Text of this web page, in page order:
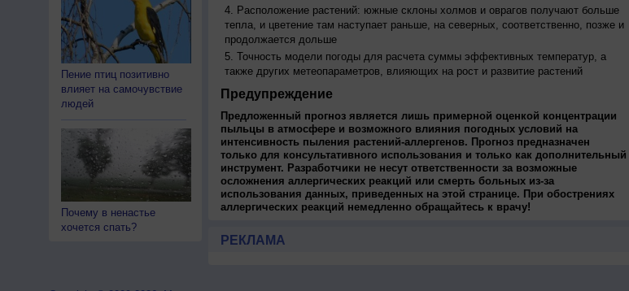
Пение птиц позитивно
влияет на самочувствие
людей
Почему в ненастье
хочется спать?
Расположение растений: южные склоны холмов и оврагов получают больше
тепла, и цветение там наступает раньше, на северных, соответственно, позже и
продолжается дольше
Точность модели погоды для расчета суммы эффективных температур, а
также других метеопараметров, влияющих на рост и развитие растений
Предупреждение
Предложенный прогноз является лишь примерной оценкой концентрации
пыльцы в атмосфере и возможного влияния погодных условий на
интенсивность пыления растений-аллергенов. Прогноз предназначен
только для консультативного использования и только как дополнительный
инструмент. Разработчики не несут ответственности за возможные
осложнения аллергических реакций или смерть больных из-за
использования данных, приведенных на этой странице. При обострениях
аллергических реакций немедленно обращайтесь к врачу!
РЕКЛАМА